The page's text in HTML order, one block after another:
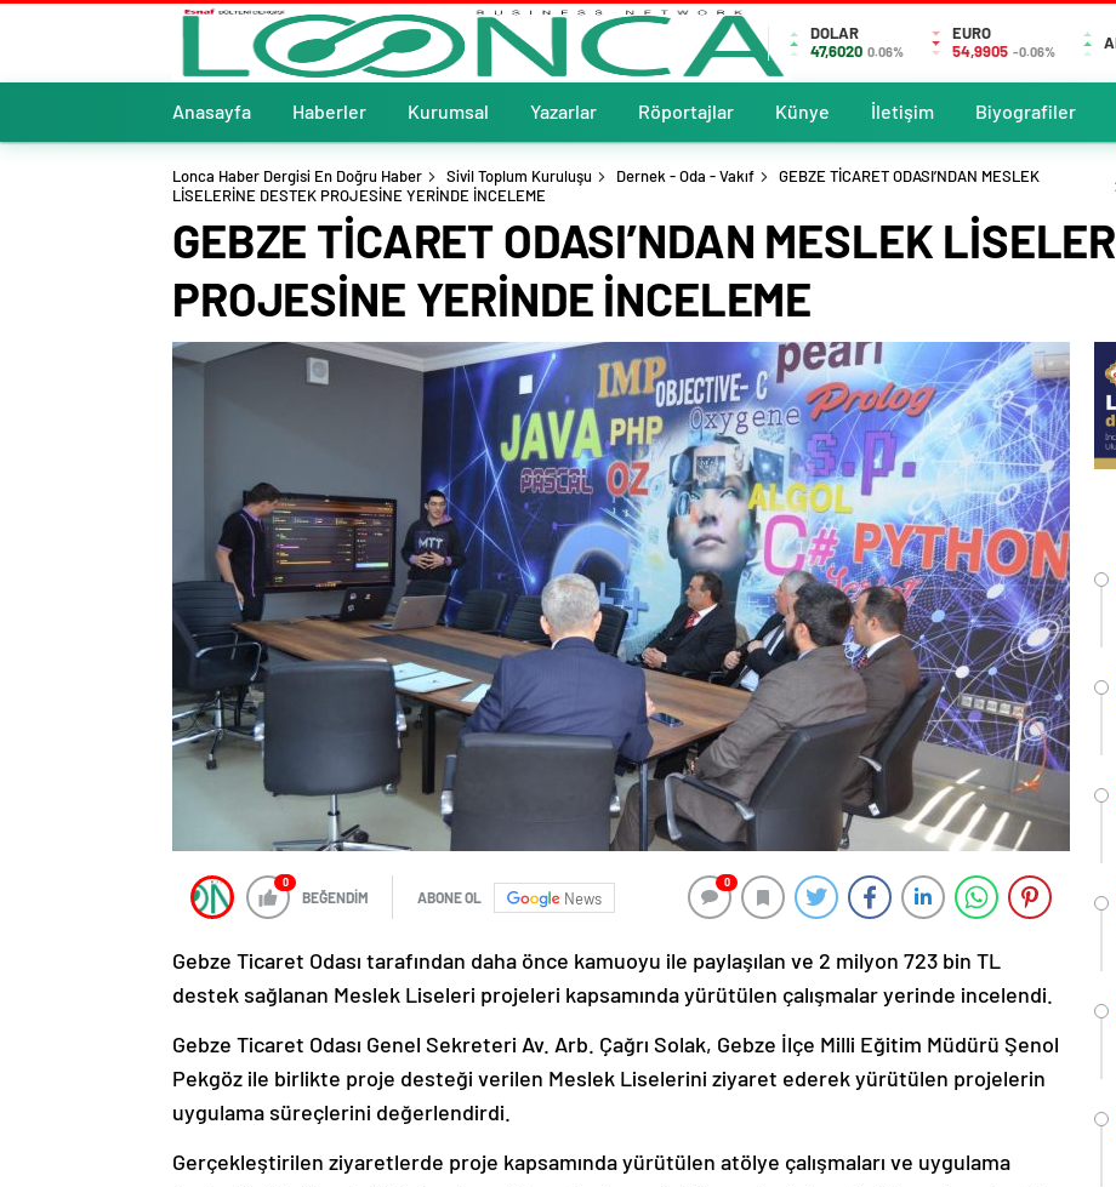
DOLAR
47,6020 0.06%
EURO
54,9905 -0.06%
Anasayfa Haberler Kurumsal Yazarlar Röportajlar Künye İletişim Biyografiler
Lonca Haber Dergisi En Doğru Haber Sivil Toplum Kuruluşu Dernek - Oda - Vakıf
GEBZE TİCARET ODASI’NDAN MESLEK
LİSELERİNE DESTEK PROJESİNE YERİNDE İNCELEME
GEBZE TİCARET ODASI’NDAN MESLEK
PROJESİNE YERİNDE İNCELEME
0
BEĞENDİM ABONE OL News
0
Gebze Ticaret Odası tarafından daha önce kamuoyu ile paylaşılan ve 2 milyon 723 bin TL
destek sağlanan Meslek Liseleri projeleri kapsamında yürütülen çalışmalar yerinde incelendi.
Gebze Ticaret Odası Genel Sekreteri Av. Arb. Çağrı Solak, Gebze İlçe Milli Eğitim Müdürü Şenol
Pekgöz ile birlikte proje desteği verilen Meslek Liselerini ziyaret ederek yürütülen projelerin
uygulama süreçlerini değerlendirdi.
Gerçekleştirilen ziyaretlerde proje kapsamında yürütülen atölye çalışmaları ve uygulama